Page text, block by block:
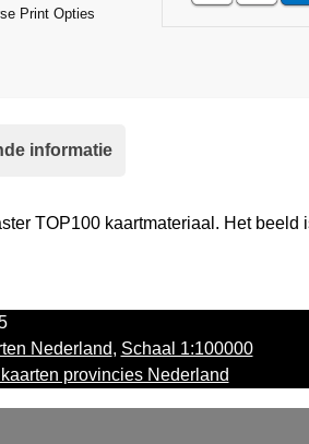
Print Opties
informatie
TOP100 kaartmateriaal. Het beeld
Nederland, Schaal 1:100000
provincies Nederland